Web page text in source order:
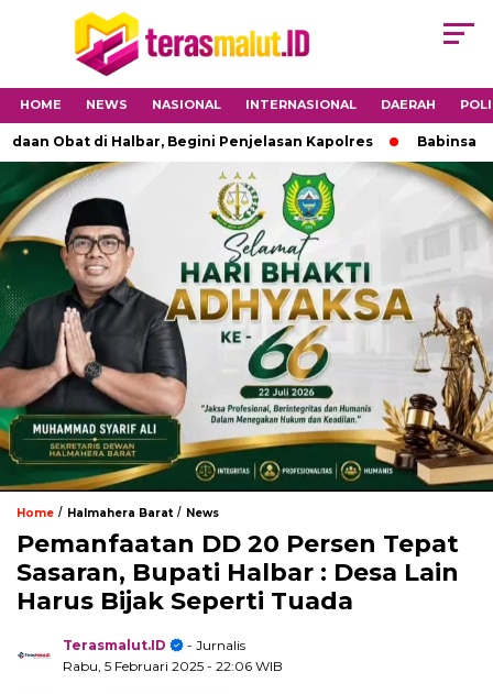
HOME NEWS NASIONAL INTERNASIONAL DAERAH
Obat di Halbar, Begini Penjelasan Kapolres Babinsa
Home / Halmahera Barat/ News
Pemanfaatan DD 20 Persen Tepat
Sasaran, Bupati Halbar : Desa Lain
Harus Bijak Seperti Tuada
Terasmalut.ID
- Jurnalis
Rabu, 5 Februari 2025 - 22:06 WIB